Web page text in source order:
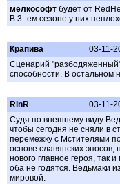
мелкософт будет от
В 3- ем сезоне у них
Крапива 03-11-
Сценарий
способности. В остальном
RinR
03-11-
Судя по внешнему виду
чтобы сегодня не сняли в
перемежку с Мстителями
основе славянских эпосов,
нового главное героя, так
оба не годятся. Ведьмаки
мировой.